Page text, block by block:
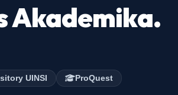
Akademika.
UINSI
ProQuest